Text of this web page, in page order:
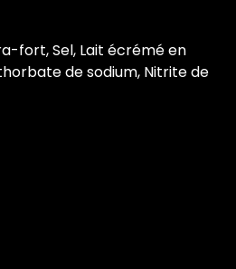
fort, Sel, Lait écrémé en
de sodium, Nitrite de